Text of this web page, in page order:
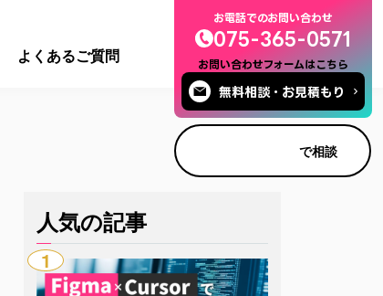
よくあるご質問
お電話でのお問い合わせ
075-365-0571
お問い合わせフォームはこちら
無料相談・お見積もり
で相談
人気の記事
1